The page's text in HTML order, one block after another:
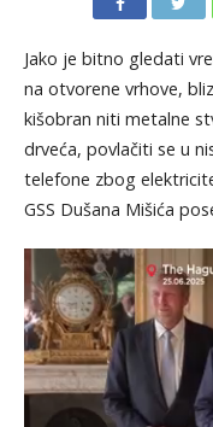
Jako je bitno gledati
na otvorene vrhove,
kišobran niti metalne
drveća, povlačiti se u
telefone zbog
GSS Dušana Mišića